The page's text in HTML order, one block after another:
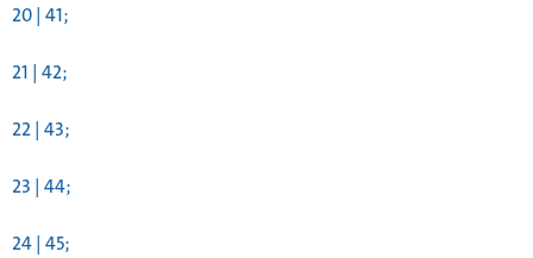
20 | 41;
21 | 42;
22 | 43;
23 | 44;
24 | 45;